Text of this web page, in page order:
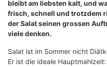
bleibt am liebsten kalt, und
frisch, schnell und trotzdem
der Salat seinen grossen
viele denken.
Salat ist im Sommer nicht
Er ist die ideale